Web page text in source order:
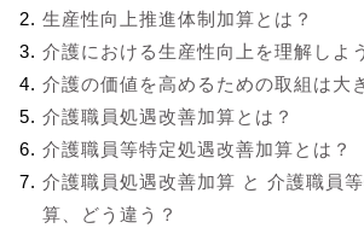
生産性向上推進体制加算とは？
介護における生産性向上を理解しよ
介護の価値を高めるための取組は大
介護職員処遇改善加算とは？
介護職員等特定処遇改善加算とは？
介護職員処遇改善加算 と 介護職員
算、どう違う？